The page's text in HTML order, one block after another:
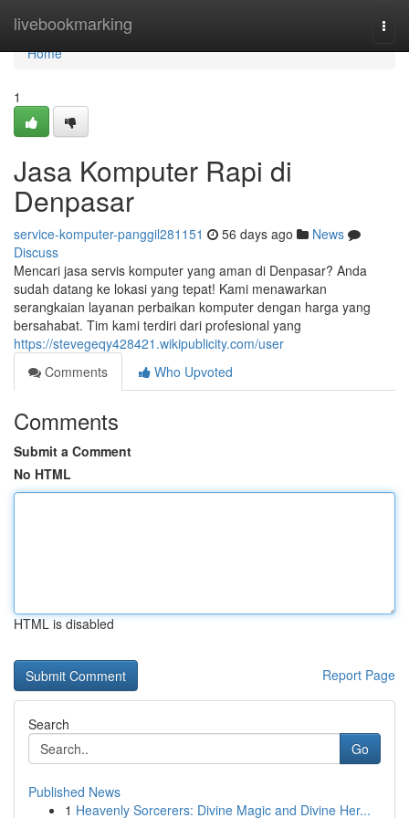
livebookmarking
Home
Home
1
Jasa Komputer Rapi di
Denpasar
service-komputer-panggil281151 56 days ago
News
Discuss
Mencari jasa servis komputer yang aman di Denpasar? Anda
sudah datang ke lokasi yang tepat! Kami menawarkan
serangkaian layanan perbaikan komputer dengan harga yang
bersahabat. Tim kami terdiri dari profesional yang
https://stevegeqy428421.wikipublicity.com/user
Comments
Who Upvoted
Comments
Submit a Comment
No HTML
HTML is disabled
Report Page
Search
Go
Published News
1 Heavenly Sorcerers: Divine Magic and Divine Her...